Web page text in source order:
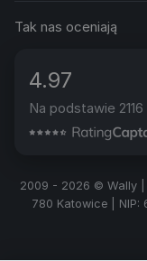
Tak nas oceniają
4.97
Na podstawie 2116
2009 - 2026 © Wally |
780 Katowice | NIP: